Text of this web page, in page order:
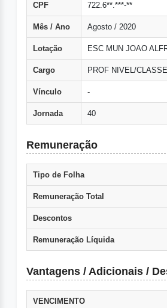
CPF 722.6**.***-**
Mês / Ano Agosto / 2020
Lotação ESC MUN JOAO
Cargo PROF NIVEL/
Vínculo -
Jornada 40
Remuneração
Tipo de Folha
Remuneração Total
Descontos
Remuneração Líquida
Vantagens / Adicionais /
VENCIMENTO